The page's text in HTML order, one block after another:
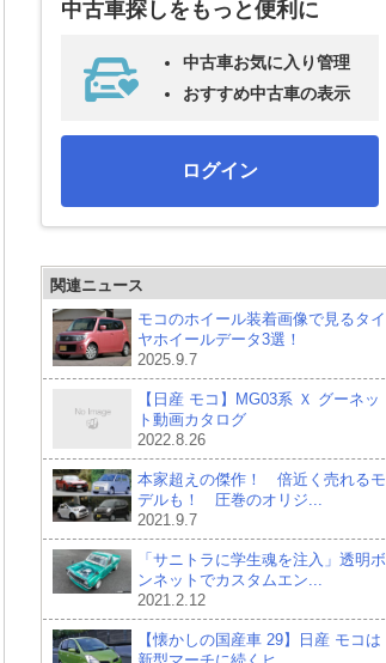
中古車探しをもっと便利に
中古車お気に入り管理
おすすめ中古車の表示
ログイン
関連ニュース
モコのホイール装着画像で見るタイ
ヤホイールデータ3選！
2025.9.7
【日産 モコ】MG03系 Ｘ グーネッ
ト動画カタログ
2022.8.26
本家超えの傑作！ 倍近く売れるモ
デルも！ 圧巻のオリジ...
2021.9.7
「サニトラに学生魂を注入」透明ボ
ンネットでカスタムエン...
2021.2.12
【懐かしの国産車 29】日産 モコは